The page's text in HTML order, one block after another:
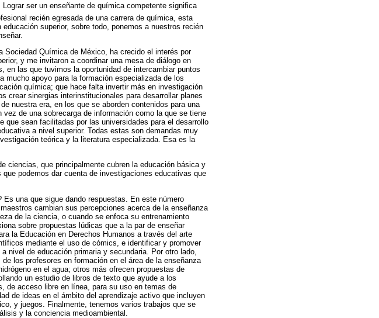
Lograr ser un enseñante de química competente significa
recién egresada de una carrera de química, esta
superior, sobre todo, ponemos a nuestros recién
Sociedad Química de México, ha crecido el interés por
y me invitaron a coordinar una mesa de diálogo en
en las que tuvimos la oportunidad de intercambiar puntos
mucho apoyo para la formación especializada de los
química; que hace falta invertir más en investigación
crear sinergias interinstitucionales para desarrollar planes
nuestra era, en los que se aborden contenidos para una
de una sobrecarga de información como la que se tiene
sean facilitadas por las universidades para el desarrollo
a nivel superior. Todas estas son demandas muy
teórica y la literatura especializada. Esa es la
ciencias, que principalmente cubren la educación básica y
podemos dar cuenta de investigaciones educativas que
una que sigue dando respuestas. En este número
cambian sus percepciones acerca de la enseñanza
de la ciencia, o cuando se enfoca su entrenamiento
sobre propuestas lúdicas que a la par de enseñar
la Educación en Derechos Humanos a través del arte
mediante el uso de cómics, e identificar y promover
nivel de educación primaria y secundaria. Por otro lado,
los profesores en formación en el área de la enseñanza
en el agua; otros más ofrecen propuestas de
un estudio de libros de texto que ayude a los
de acceso libre en línea, para su uso en temas de
de ideas en el ámbito del aprendizaje activo que incluyen
y juegos. Finalmente, tenemos varios trabajos que se
y la conciencia medioambiental.